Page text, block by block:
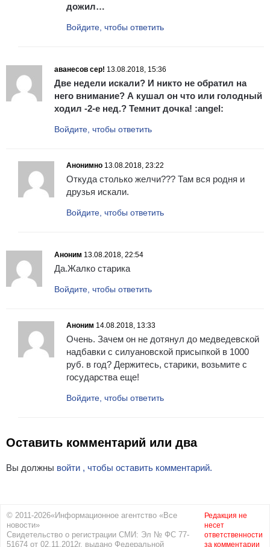
дожил…
Войдите, чтобы ответить
аванесов сер! 13.08.2018, 15:36
Две недели искали? И никто не обратил на
него внимание? А кушал он что или голодный
ходил -2-е нед.? Темнит дочка! :angel:
Войдите, чтобы ответить
Анонимно 13.08.2018, 23:22
Откуда столько желчи??? Там вся родня и
друзья искали.
Войдите, чтобы ответить
Аноним 13.08.2018, 22:54
Да.Жалко старика
Войдите, чтобы ответить
Аноним 14.08.2018, 13:33
Очень. Зачем он не дотянул до медведевской
надбавки с силуановской присыпкой в 1000
руб. в год? Держитесь, старики, возьмите с
государства еще!
Войдите, чтобы ответить
Оставить комментарий или два
Вы должны войти , чтобы оставить комментарий.
© 2011-2026«Информационное агентство «Все
новости»
Свидетельство о регистрации СМИ: Эл № ФС 77-
51674 от 02.11.2012г. выдано Федеральной
Редакция не
несет
ответственности
за комментарии